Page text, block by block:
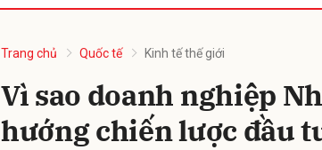
Trang chủ Quốc tế Kinh tế thế giới
Vì sao doanh nghiệp
hướng chiến lược đầu